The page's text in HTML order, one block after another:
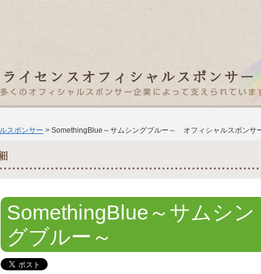
スポンサー > SomethingBlue～サムシングブルー～ オフィシャルスポンサ
SomethingBlue～サムシン
グブルー～